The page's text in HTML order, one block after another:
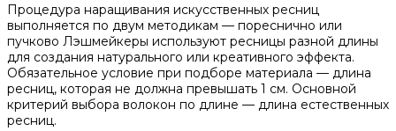
Процедура наращивания искусственных ресниц
выполняется по двум методикам — пореснично или
пучково Лэшмейкеры используют ресницы разной длины
для создания натурального или креативного эффекта.
Обязательное условие при подборе материала — длина
ресниц, которая не должна превышать 1 см. Основной
критерий выбора волокон по длине — длина естественных
ресниц.